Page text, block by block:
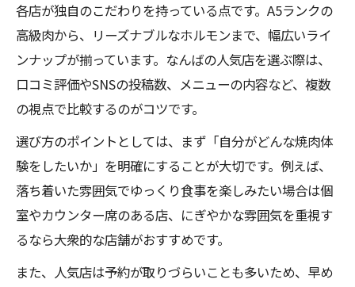
各店が独自のこだわりを持っている点です。A5ランクの
高級肉から、リーズナブルなホルモンまで、幅広いライ
ンナップが揃っています。なんばの人気店を選ぶ際は、
口コミ評価やSNSの投稿数、メニューの内容など、複数
の視点で比較するのがコツです。
選び方のポイントとしては、まず「自分がどんな焼肉体
験をしたいか」を明確にすることが大切です。例えば、
落ち着いた雰囲気でゆっくり食事を楽しみたい場合は個
室やカウンター席のある店、にぎやかな雰囲気を重視す
るなら大衆的な店舗がおすすめです。
また、人気店は予約が取りづらいことも多いため、早め